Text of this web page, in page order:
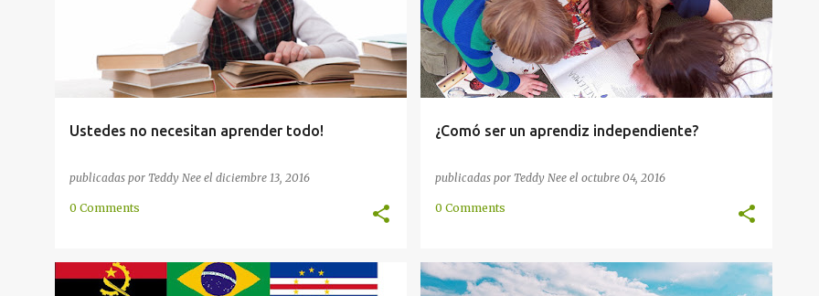
Ustedes no necesitan aprender todo!
publicadas por Teddy Nee el diciembre 13, 2016
0 Comments
¿Comó ser un aprendiz independiente?
publicadas por Teddy Nee el octubre 04, 2016
0 Comments